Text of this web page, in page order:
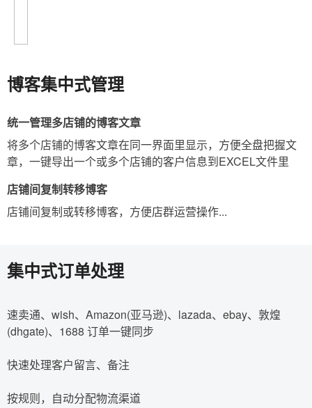
博客集中式管理
统一管理多店铺的博客文章
将多个店铺的博客文章在同一界面里显示，方便全盘把握文
章，一键导出一个或多个店铺的客户信息到EXCEL文件里
店铺间复制转移博客
店铺间复制或转移博客，方便店群运营操作...
集中式订单处理
速卖通、wish、Amazon(亚马逊)、lazada、ebay、敦煌
(dhgate)、1688 订单一键同步
快速处理客户留言、备注
按规则，自动分配物流渠道